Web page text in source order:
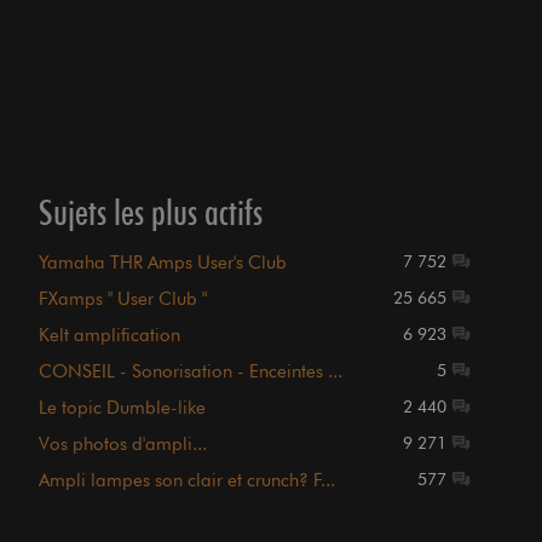
Sujets les plus actifs
Yamaha THR Amps User's Club 7 752
FXamps " User Club " 25 665
Kelt amplification 6 923
CONSEIL - Sonorisation - Enceintes ... 5
Le topic Dumble-like 2 440
Vos photos d'ampli... 9 271
Ampli lampes son clair et crunch? F... 577